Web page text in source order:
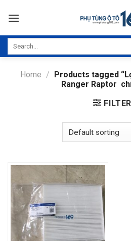
Home / Products tagged
Ranger Raptor
FILTER